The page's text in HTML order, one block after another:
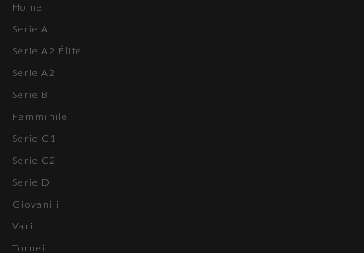
Home
Serie A
Serie A2 Élite
Serie A2
Serie B
Femminile
Serie C1
Serie C2
Serie D
Giovanili
Vari
Tornei